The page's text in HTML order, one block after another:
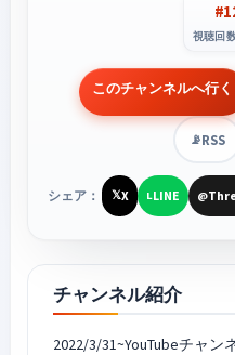
視聴回
このチャンネルへ行く
📡RSS
シェア： 𝕏X LLINE @
チャンネル紹介
2022/3/31~YouTubeチャン